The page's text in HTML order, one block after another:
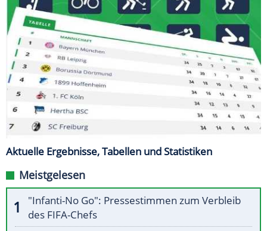
Aktuelle Ergebnisse, Tabellen und Statistiken
Meistgelesen
"Infanti-No Go": Pressestimmen zum Verbleib
des FIFA-Chefs